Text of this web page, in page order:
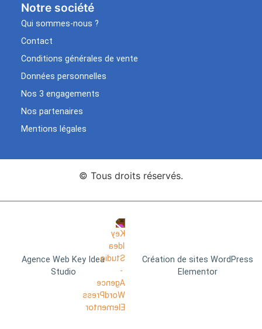
Notre société
Qui sommes-nous ?
Contact
Conditions générales de vente
Données personnelles
Nos 3 engagements
Nos partenaires
Mentions légales
© Tous droits réservés.
Agence Web Key Idea
Studio
Création de sites WordPress
Elementor